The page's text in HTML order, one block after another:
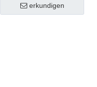
erkundigen